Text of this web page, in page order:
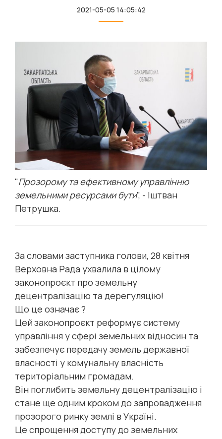
2021-05-05 14:05:42
"Прозорому та ефективному управлінню
земельними ресурсами бути", - Іштван
Петрушка.
За словами заступника голови, 28 квітня
Верховна Рада ухвалила в цілому
законопроєкт про земельну
децентралізацію та дерегуляцію!
Що це означає ?
Цей законопроєкт реформує систему
управління у сфері земельних відносин та
забезпечує передачу земель державної
власності у комунальну власність
територіальним громадам.
Він поглибить земельну децентралізацію і
стане ще одним кроком до запровадження
прозорого ринку землі в Україні.
Це спрощення доступу до земельних